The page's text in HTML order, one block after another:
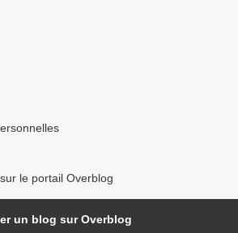
le portail Overblog
un blog sur Overblog